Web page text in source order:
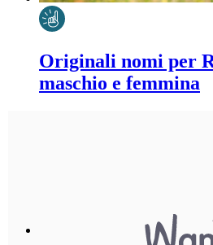
Originali nomi per
maschio e femmina